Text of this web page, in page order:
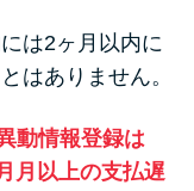
は2ヶ月以内に
はありません。
動情報登録は
月以上の支払遅